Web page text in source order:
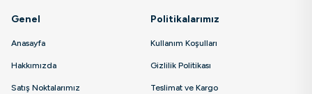
Genel
Anasayfa
Hakkımızda
Satış Noktalarımız
Politikalarımız
Kullanım Koşulları
Gizlilik Politikası
Teslimat ve Kargo